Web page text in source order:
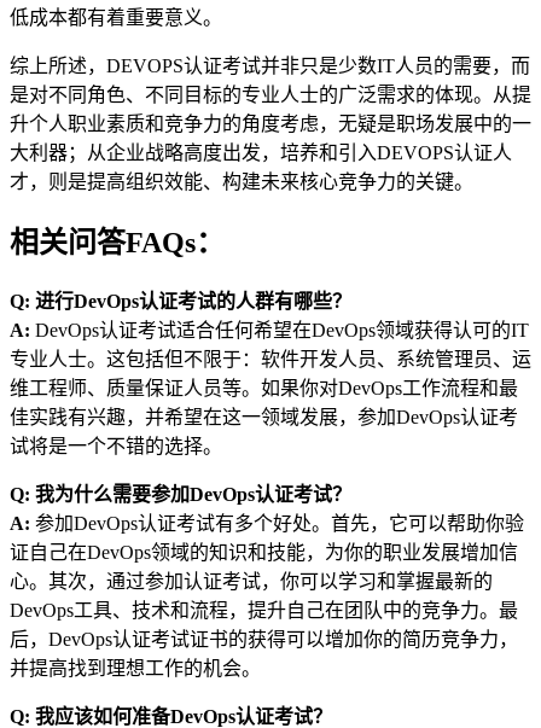
低成本都有着重要意义。
综上所述，DEVOPS认证考试并非只是少数IT人员的需要，而
是对不同角色、不同目标的专业人士的广泛需求的体现。从提
升个人职业素质和竞争力的角度考虑，无疑是职场发展中的一
大利器；从企业战略高度出发，培养和引入DEVOPS认证人
才，则是提高组织效能、构建未来核心竞争力的关键。
相关问答FAQs：
Q: 进行DevOps认证考试的人群有哪些？
A: DevOps认证考试适合任何希望在DevOps领域获得认可的IT
专业人士。这包括但不限于：软件开发人员、系统管理员、运
维工程师、质量保证人员等。如果你对DevOps工作流程和最
佳实践有兴趣，并希望在这一领域发展，参加DevOps认证考
试将是一个不错的选择。
Q: 我为什么需要参加DevOps认证考试？
A: 参加DevOps认证考试有多个好处。首先，它可以帮助你验
证自己在DevOps领域的知识和技能，为你的职业发展增加信
心。其次，通过参加认证考试，你可以学习和掌握最新的
DevOps工具、技术和流程，提升自己在团队中的竞争力。最
后，DevOps认证考试证书的获得可以增加你的简历竞争力，
并提高找到理想工作的机会。
Q: 我应该如何准备DevOps认证考试？